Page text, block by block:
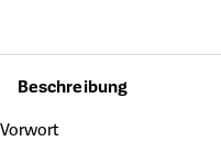
Beschreibung
Vorwort